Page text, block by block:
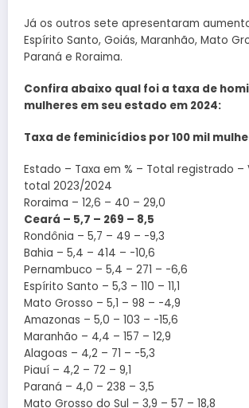
Já os outros sete apresentaram
Espírito Santo, Goiás, Maranhão, Mato
Paraná e Roraima.
Confira abaixo qual foi a taxa de
mulheres em seu estado em 2024:
Taxa de feminicídios por 100 mil
Estado – Taxa em % – Total registrado –
total 2023/2024
Roraima – 12,6 – 40 – 29,0
Ceará – 5,7 – 269 – 8,5
Rondônia – 5,7 – 49 – -9,3
Bahia – 5,4 – 414 – -10,6
Pernambuco – 5,4 – 271 – -6,6
Espírito Santo – 5,3 – 110 – 11,1
Mato Grosso – 5,1 – 98 – -4,9
Amazonas – 5,0 – 103 – -15,6
Maranhão – 4,4 – 157 – 12,9
Alagoas – 4,2 – 71 – -5,3
Piauí – 4,2 – 72 – 9,1
Paraná – 4,0 – 238 – 3,5
Mato Grosso do Sul – 3,9 – 57 – 18,8